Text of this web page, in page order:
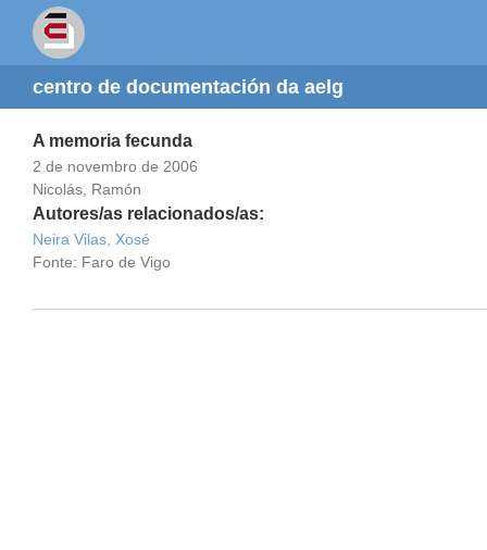
centro de documentación da aelg
A memoria fecunda
2 de novembro de 2006
Nicolás, Ramón
Autores/as relacionados/as:
Neira Vilas, Xosé
Fonte: Faro de Vigo